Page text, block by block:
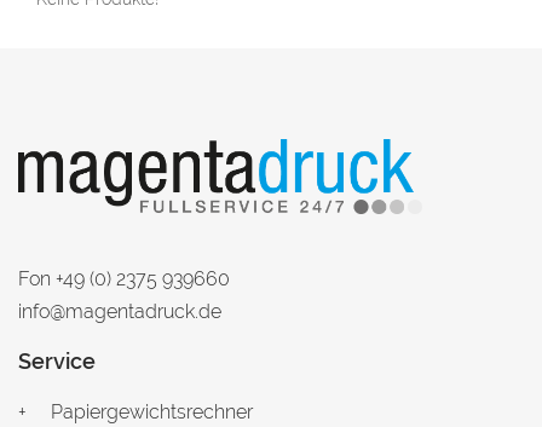
Fon +49 (0) 2375 939660
info@magentadruck.de
Service
Papiergewichtsrechner